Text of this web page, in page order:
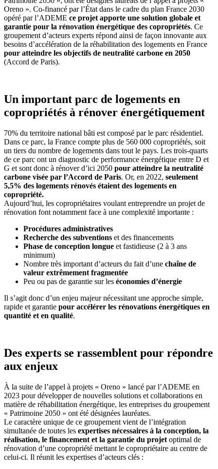
Oreno ». Co-financé par l’État dans le cadre du plan France 2030
opéré par l’ADEME ce projet apporte une solution globale et
garantie pour la rénovation énergétique des copropriétés. Ce
groupement d’acteurs experts répond ainsi de façon innovante aux
besoins d’accélération de la réhabilitation des logements en France
pour atteindre les objectifs de neutralité carbone en 2050
(Accord de Paris).
Un important parc de logements en
copropriétés à rénover énergétiquement
70% du territoire national bâti est composé par le parc résidentiel.
Dans ce parc, la France compte plus de 560 000 copropriétés, soit
un tiers du nombre de logements dans tout le pays. Les trois-quarts
de ce parc ont un diagnostic de performance énergétique entre D et
G et sont donc à rénover d’ici 2050 pour atteindre la neutralité
carbone visée par l’Accord de Paris. Or, en 2022, seulement
5,5% des logements rénovés étaient des logements en
copropriété.
Aujourd’hui, les copropriétaires voulant entreprendre un projet de
rénovation font notamment face à une complexité importante :
Procédures administratives
Recherche des subventions et des financements
Phase de conception longue et fastidieuse (2 à 3 ans
minimum)
Nombre très important d’acteurs du fait d’une chaîne de
valeur extrêmement fragmentée
Peu ou pas de garantie sur les économies d’énergie
Il s’agit donc d’un enjeu majeur nécessitant une approche simple,
rapide et garantie pour accélérer les rénovations énergétiques en
quantité et en qualité.
Des experts se rassemblent pour répondre
aux enjeux
À la suite de l’appel à projets « Oreno » lancé par l’ADEME en
2023 pour développer de nouvelles solutions et collaborations en
matière de réhabilitation énergétique, les entreprises du groupement
« Patrimoine 2050 » ont été désignées lauréates.
Le caractère unique de ce groupement vient de l’intégration
simultanée de toutes les expertises nécessaires à la conception, la
réalisation, le financement et la garantie du projet optimal de
rénovation d’une copropriété mettant le copropriétaire au centre de
celui-ci. Il réunit les expertises d’acteurs clés :